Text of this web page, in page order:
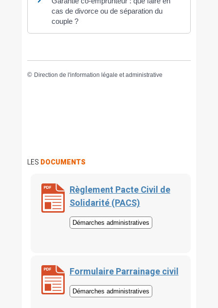
cas de divorce ou de séparation du
couple ?
© Direction de l'information légale et administrative
LES DOCUMENTS
Règlement Pacte Civil de
Solidarité (PACS)
Démarches administratives
Formulaire Parrainage civil
Démarches administratives